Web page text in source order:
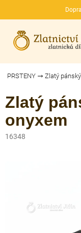
CZK
PRSTENY Zlatý
Zlatý
onyxem
16348